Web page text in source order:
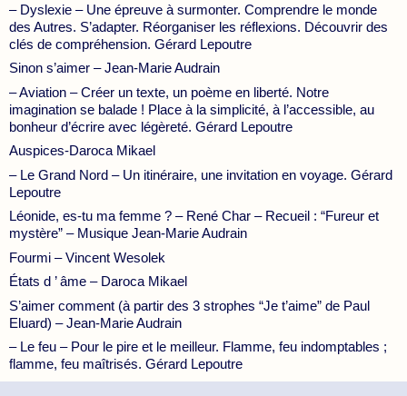
– Dyslexie – Une épreuve à surmonter. Comprendre le monde
des Autres. S’adapter. Réorganiser les réflexions. Découvrir des
clés de compréhension. Gérard Lepoutre
Sinon s’aimer – Jean-Marie Audrain
– Aviation – Créer un texte, un poème en liberté. Notre
imagination se balade ! Place à la simplicité, à l’accessible, au
bonheur d’écrire avec légèreté. Gérard Lepoutre
Auspices-Daroca Mikael
– Le Grand Nord – Un itinéraire, une invitation en voyage. Gérard
Lepoutre
Léonide, es-tu ma femme ? – René Char – Recueil : “Fureur et
mystère” – Musique Jean-Marie Audrain
Fourmi – Vincent Wesolek
États d ’ âme – Daroca Mikael
S’aimer comment (à partir des 3 strophes “Je t’aime” de Paul
Eluard) – Jean-Marie Audrain
– Le feu – Pour le pire et le meilleur. Flamme, feu indomptables ;
flamme, feu maîtrisés. Gérard Lepoutre